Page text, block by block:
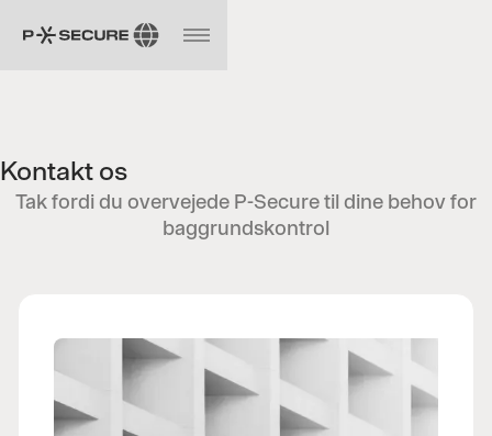
Kontakt os
Tak fordi du overvejede P-Secure til dine behov for
baggrundskontrol